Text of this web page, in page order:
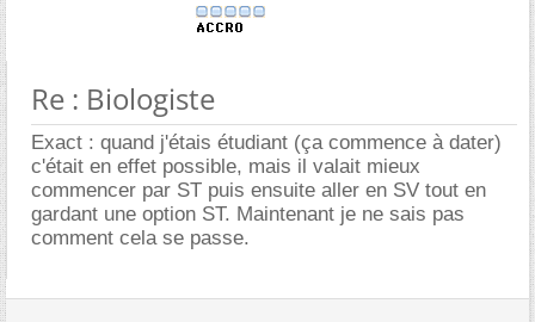
Re : Biologiste
Exact : quand j'étais étudiant (ça commence à dater)
c'était en effet possible, mais il valait mieux
commencer par ST puis ensuite aller en SV tout en
gardant une option ST. Maintenant je ne sais pas
comment cela se passe.